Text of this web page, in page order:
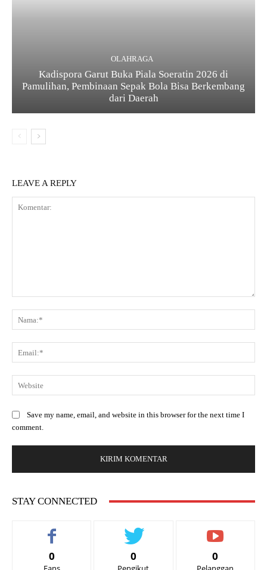
OLAHRAGA
Kadispora Garut Buka Piala Soeratin 2026 di
Pamulihan, Pembinaan Sepak Bola Bisa Berkembang
dari Daerah
LEAVE A REPLY
Save my name, email, and website in this browser for the next time I
comment.
STAY CONNECTED
0 0 0